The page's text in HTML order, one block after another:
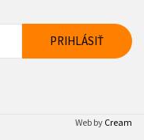
Web by Cream